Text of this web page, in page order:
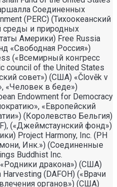
Соединенных
(PERC) (Тихоокеанский
и природных
Америки) Free Russia
«Свободная Россия»)
(«Всемирный конгресс
council of the United States
совет») (США) «Člověk v
«Человек в беде»)
Endowment for Democracy
«Европейский
(Королевство Бельгия)
(«Джеймстаунский фонд»)
Project Harmony, Inc. (PH
Инк.») (Соединенные
Buddhist Inc.
дракона») (США)
(DAFOH) («Врачи
органов») (США)